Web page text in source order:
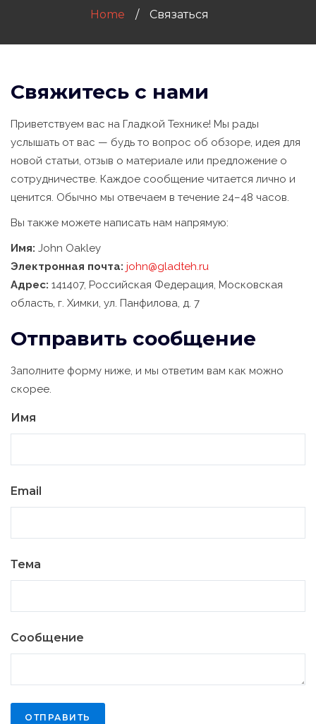
Home Связаться
Свяжитесь с нами
Приветствуем вас на Гладкой Технике! Мы рады
услышать от вас — будь то вопрос об обзоре, идея для
новой статьи, отзыв о материале или предложение о
сотрудничестве. Каждое сообщение читается лично и
ценится. Обычно мы отвечаем в течение 24–48 часов.
Вы также можете написать нам напрямую:
Имя: John Oakley
Электронная почта: john@gladteh.ru
Адрес: 141407, Российская Федерация, Московская
область, г. Химки, ул. Панфилова, д. 7
Отправить сообщение
Заполните форму ниже, и мы ответим вам как можно
скорее.
Имя
Email
Тема
Сообщение
ОТПРАВИТЬ